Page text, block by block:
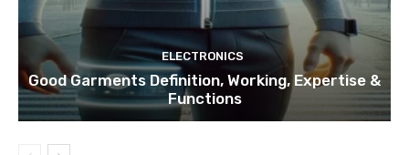
ELECTRONICS
Good Garments Definition, Working, Expertise &
Functions